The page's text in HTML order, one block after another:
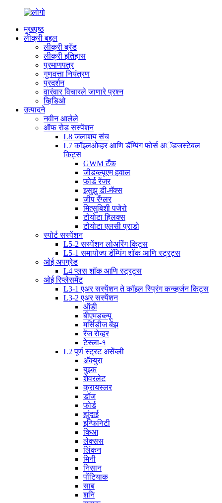
मुखपृष्ठ
लीक्री बद्दल
लीक्री ब्रँड
लीक्री इतिहास
प्रमाणपत्र
गुणवत्ता नियंत्रण
प्रदर्शन
वारंवार विचारले जाणारे प्रश्न
व्हिडिओ
उत्पादने
नवीन आलेले
ऑफ रोड सस्पेंशन
L8 जलाशय संच
L7 कॉइलओव्हर आणि डॅम्पिंग फोर्स अॅडजस्टेबल
किट्स
GWM टँक
जीडब्ल्यूएम हवाल
फोर्ड रेंजर
इसुझु डी-मॅक्स
जीप रँग्लर
मित्सुबिशी पजेरो
टोयोटा हिलक्स
टोयोटा एलसी प्राडो
स्पोर्ट सस्पेंशन
L5-2 सस्पेंशन लोअरिंग किट्स
L5-1 समायोज्य डॅम्पिंग शॉक आणि स्ट्रट्स
ओई अपग्रेड
L4 प्लस शॉक आणि स्ट्रट्स
ओई रिप्लेसमेंट
L3-1 एअर सस्पेंशन ते कॉइल स्प्रिंग कन्व्हर्जन किट्स
L3-2 एअर सस्पेंशन
ऑडी
बीएमडब्ल्यू
मर्सिडीज बेंझ
रेंज रोव्हर
टेस्ला-१
L2 पूर्ण स्ट्रट असेंब्ली
अ‍ॅक्युरा
बुइक
शेवरलेट
क्रायस्लर
डॉज
फोर्ड
ह्युंदाई
इन्फिनिटी
किआ
लेक्सस
लिंकन
मिनी
निसान
पोंटियाक
साब
शनि